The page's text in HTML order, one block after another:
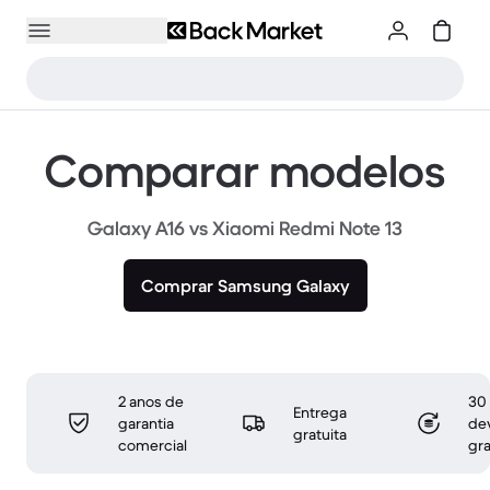
Comparar modelos
Galaxy A16 vs Xiaomi Redmi Note 13
Comprar Samsung Galaxy
2 anos de
garantia
comercial
Entrega
gratuita
30